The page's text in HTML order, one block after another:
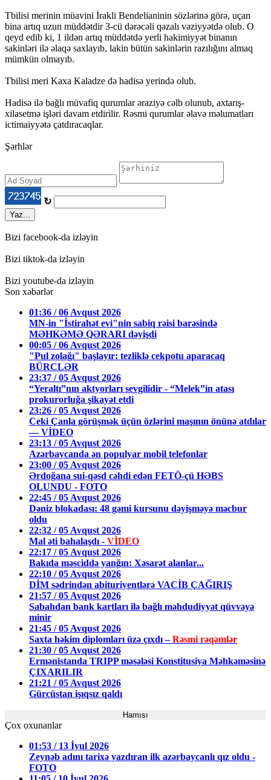
Tbilisi merinin müavini İrakli Bendelianinin sözlərinə görə, uçan
bina artıq uzun müddətdir 3-cü dərəcəli qəzalı vəziyyətdə olub. O
qeyd edib ki, 1 ildən artıq müddətdə yerli hakimiyyət binanın
sakinləri ilə əlaqə saxlayıb, lakin bütün sakinlərin razılığını almaq
mümkün olmayıb.
Tbilisi meri Kaxa Kaladze də hadisə yerində olub.
Hadisə ilə bağlı müvafiq qurumlar əraziyə cəlb olunub, axtarış-
xilasetmə işləri davam etdirilir. Rəsmi qurumlar əlavə məlumatları
ictimaiyyətə çatdıracaqlar.
Şərhlər
↻
Yaz...
Bizi facebook-da izləyin
Bizi tiktok-da izləyin
Bizi youtube-da izləyin
Son xəbərlər
01:36 / 06 Avqust 2026
MN-in "İstirahət evi"nin sabiq rəisi barəsində
MƏHKƏMƏ QƏRARI dəyişdi
00:05 / 06 Avqust 2026
"Pul zolağı" başlayır: tezliklə cekpotu aparacaq
BÜRCLƏR
23:37 / 05 Avqust 2026
“Yeraltı”nın aktyorları sevgilidir - “Melek”in atası
prokurorluğa şikayət etdi
23:26 / 05 Avqust 2026
Ceki Çanla görüşmək üçün özlərini maşının önünə atdılar
— VİDEO
23:13 / 05 Avqust 2026
Azərbaycanda ən populyar mobil telefonlar
23:00 / 05 Avqust 2026
Ərdoğana sui-qəsd cəhdi edən FETÖ-çü HƏBS
OLUNDU - FOTO
22:45 / 05 Avqust 2026
Dəniz blokadası: 48 gəmi kursunu dəyişməyə məcbur
oldu
22:32 / 05 Avqust 2026
Mal əti bahalaşdı - VİDEO
22:17 / 05 Avqust 2026
Bakıda məsciddə yanğın: Xəsarət alanlar...
22:10 / 05 Avqust 2026
DİM sədrindən abituriyentlərə VACİB ÇAĞIRIŞ
21:57 / 05 Avqust 2026
Sabahdan bank kartları ilə bağlı məhdudiyyət qüvvəyə
minir
21:45 / 05 Avqust 2026
Saxta həkim diplomları üzə çıxdı –Rəsmi rəqəmlər
21:30 / 05 Avqust 2026
Ermənistanda TRIPP məsələsi Konstitusiya Məhkəməsinə
ÇIXARILIR
21:21 / 05 Avqust 2026
Gürcüstan işıqsız qaldı
Hamısı
Çox oxunanlar
01:53 / 13 İyul 2026
Zeynəb adını tarixə yazdıran ilk azərbaycanlı qız oldu -
FOTO